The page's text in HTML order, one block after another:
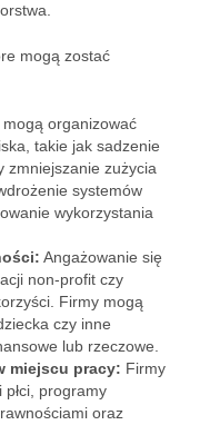
mogą zostać
mogą organizować
takie jak sadzenie
zmniejszanie zużycia
systemów
wykorzystania
Angażowanie się
non-profit czy
Firmy mogą
czy inne
lub rzeczowe.
miejscu pracy: Firmy
programy
oraz